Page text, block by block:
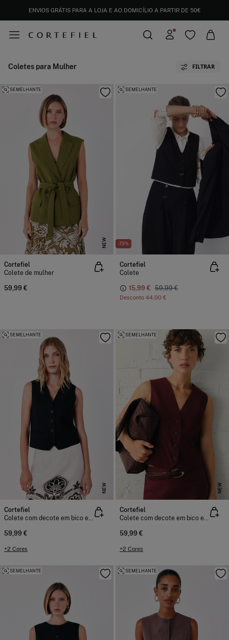
ENVIOS GRÁTIS PARA A LOJA E AO DOMICÍLIO A PARTIR DE 50€
Coletes para Mulher FILTRAR
NEW
SEMELHANTE
Cortefiel
Colete de mulher
59,99 €
-73%
SEMELHANTE
Cortefiel
Colete
15,99 € 59,99 €
Desconto 44,00 €
NEW
SEMELHANTE
Cortefiel
Colete com decote em bico e cavas
59,99 €
+2 Cores
NEW
SEMELHANTE
Cortefiel
Colete com decote em bico e cavas
59,99 €
+2 Cores
SEMELHANTE SEMELHANTE